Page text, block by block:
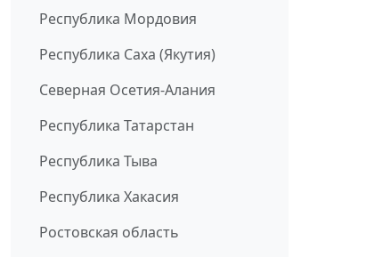
Республика Мордовия
Республика Саха (Якутия)
Северная Осетия-Алания
Республика Татарстан
Республика Тыва
Республика Хакасия
Ростовская область